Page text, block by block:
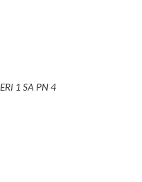
1 SA PN 4